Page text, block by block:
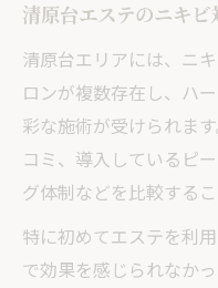
清原台エステのニキビ
清原台エリアには、ニ
ロンが複数存在し、ハ
彩な施術が受けられま
コミ、導入しているピ
グ体制などを比較するこ
特に初めてエステを利
で効果を感じられなか